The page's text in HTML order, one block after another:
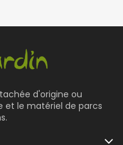
d'origine ou
et le matériel de parcs